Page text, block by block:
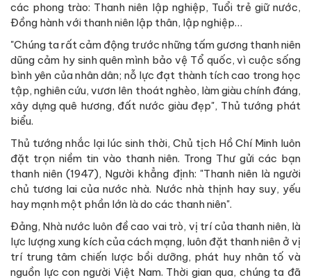
các phong trào: Thanh niên lập nghiệp, Tuổi trẻ giữ nước,
Đồng hành với thanh niên lập thân, lập nghiệp…
"Chúng ta rất cảm động trước những tấm gương thanh niên
dũng cảm hy sinh quên mình bảo vệ Tổ quốc, vì cuộc sống
bình yên của nhân dân; nỗ lực đạt thành tích cao trong học
tập, nghiên cứu, vươn lên thoát nghèo, làm giàu chính đáng,
xây dựng quê hương, đất nước giàu đẹp", Thủ tướng phát
biểu.
Thủ tướng nhắc lại lúc sinh thời, Chủ tịch Hồ Chí Minh luôn
đặt trọn niềm tin vào thanh niên. Trong Thư gửi các bạn
thanh niên (1947), Người khẳng định: "Thanh niên là người
chủ tương lai của nước nhà. Nước nhà thịnh hay suy, yếu
hay mạnh một phần lớn là do các thanh niên".
Đảng, Nhà nước luôn đề cao vai trò, vị trí của thanh niên, là
lực lượng xung kích của cách mạng, luôn đặt thanh niên ở vị
trí trung tâm chiến lược bồi dưỡng, phát huy nhân tố và
nguồn lực con người Việt Nam. Thời gian qua, chúng ta đã